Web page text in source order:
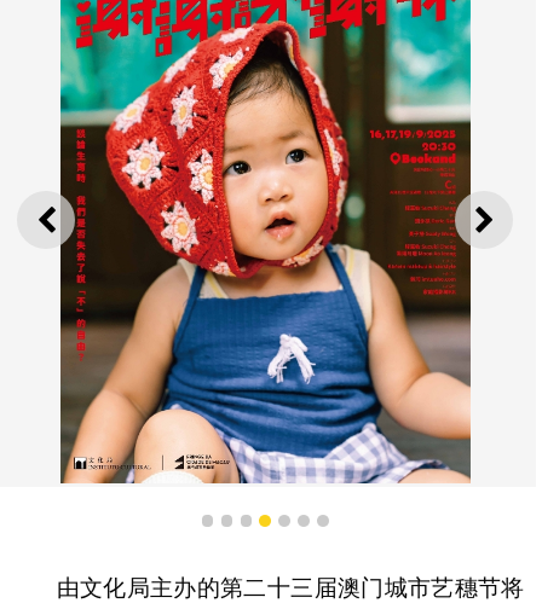
上一则 下一
1 2 3 4 5 6 7
由文化局主办的第二十三届澳门城市艺穗节将